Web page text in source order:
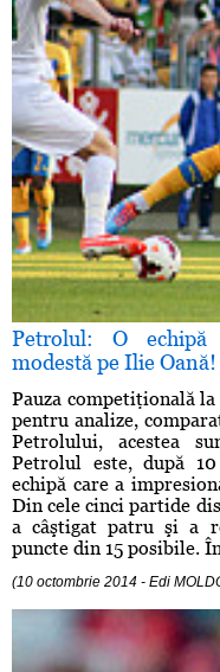
Petrolul: O echipă
modestă pe Ilie Oană!
Pauza competiţională
pentru analize,
Petrolului, acestea
Petrolul este, după
echipă care a
Din cele cinci partide
a câştigat patru şi a
puncte din 15 posibile.
(10 octombrie 2014 - Edi